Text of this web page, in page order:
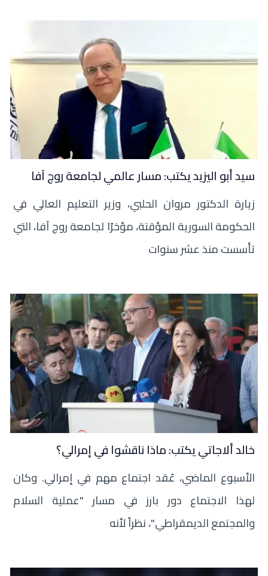
سيد أبو اليزيد يكتب: مسار عالمي لجامعة روج آفا
زيارة الدكتور مروان الحلبي، وزير التعليم العالي في
الحكومة السورية المؤقتة، مؤخرًا لجامعة روج آفا، التي
تأسست منذ عشر سنوات
خالد ألاجاتي يكتب: ماذا ناقشوا في إمرالي؟
الأسبوع الماضي، عُقد اجتماع مهم في إمرالي. وكان
لهذا الاجتماع دور بارز في مسار "عملية السلام
والمجتمع الديمقراطي"، نظراً لأنه